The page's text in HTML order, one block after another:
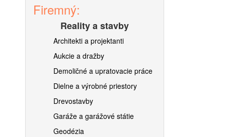
Firemný:
Reality a stavby
Architekti a projektanti
Aukcie a dražby
Demoličné a upratovacie práce
Dielne a výrobné priestory
Drevostavby
Garáže a garážové státie
Geodézia